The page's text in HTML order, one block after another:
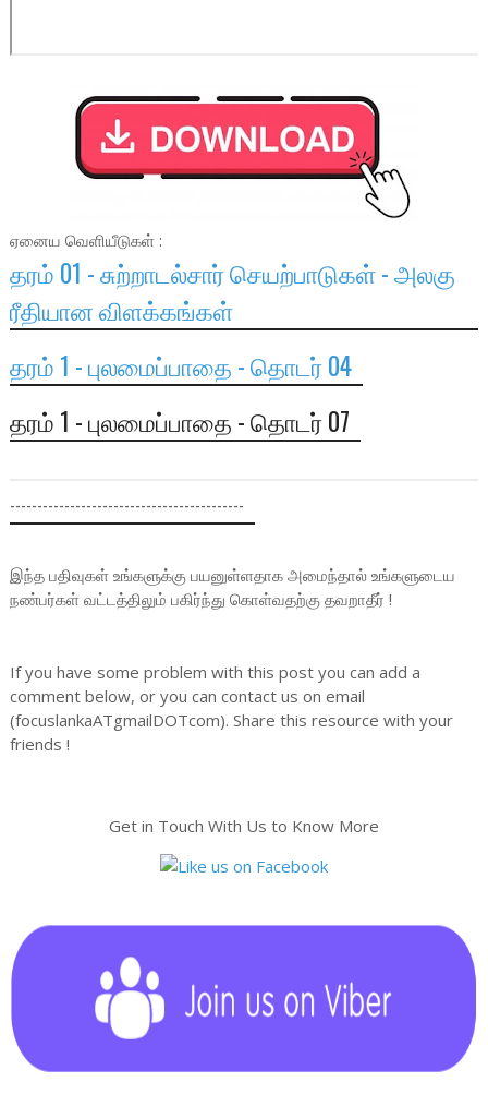
ஏனைய வெளியீடுகள் :
தரம் 01 - சுற்றாடல்சார் செயற்பாடுகள் - அலகு
ரீதியான விளக்கங்கள்
தரம் 1 - புலமைப்பாதை - தொடர் 04
தரம் 1 - புலமைப்பாதை - தொடர் 07
-------------------------------------------
இந்த பதிவுகள் உங்களுக்கு பயனுள்ளதாக அமைந்தால் உங்களுடைய
நண்பர்கள் வட்டத்திலும் பகிர்ந்து கொள்வதற்கு தவறாதீர் !
If you have some problem with this post you can add a
comment below, or you can contact us on email
(focuslankaATgmailDOTcom). Share this resource with your
friends !
Get in Touch With Us to Know More